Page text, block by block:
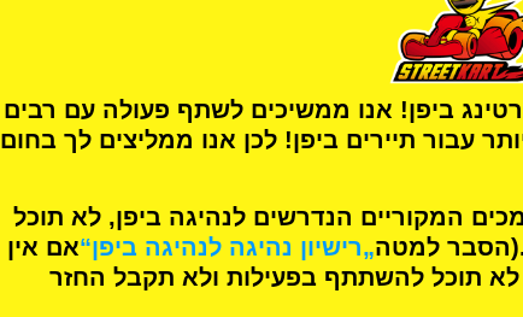
ביפן! אנו ממשיכים לשתף פעולה עם רבים
עבור תיירים ביפן! לכן אנו ממליצים לך בחום
המקוריים הנדרשים לנהיגה ביפן, לא תוכל
(הסבר למטה„רישיון נהיגה לנהיגה ביפן“אם אין
תוכל להשתתף בפעילות ולא תקבל החזר